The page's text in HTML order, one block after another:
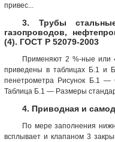
привес...
3. Трубы
газопроводов,
(4). ГОСТ Р 52079-2003
Применяют 2 %-ные или
приведены в таблицах Б.1 и
пенетрометра Рисунок Б.1 —
Таблица Б.1 — Размеры
4. Приводная и
По мере заполнения
всплывает и клапаном 3